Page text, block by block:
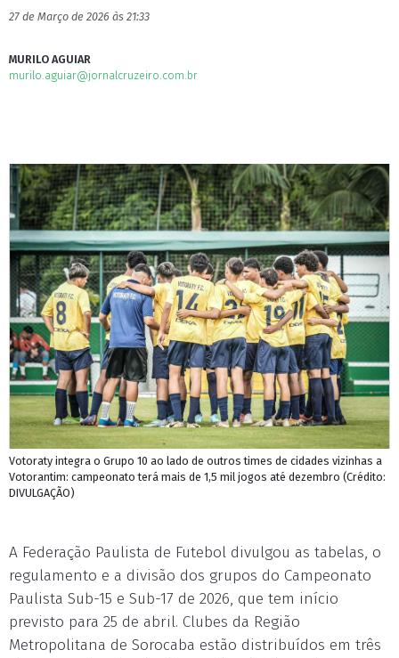
27 de Março de 2026 às 21:33
MURILO AGUIAR
murilo.aguiar@jornalcruzeiro.com.br
Votoraty integra o Grupo 10 ao lado de outros times de cidades vizinhas a
Votorantim: campeonato terá mais de 1,5 mil jogos até dezembro (Crédito:
DIVULGAÇÃO)
A Federação Paulista de Futebol divulgou as tabelas, o
regulamento e a divisão dos grupos do Campeonato
Paulista Sub-15 e Sub-17 de 2026, que tem início
previsto para 25 de abril. Clubes da Região
Metropolitana de Sorocaba estão distribuídos em três